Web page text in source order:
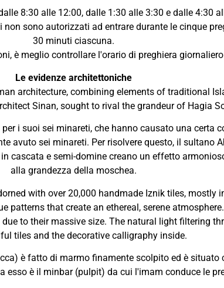
8:30 alle 12:00, dalle 1:30 alle 3:30 e dalle 4:30
sono autorizzati ad entrare durante le cinque
30 minuti ciascuna.
è meglio controllare l'orario di preghiera
Le evidenze architettoniche
architecture, combining elements of traditional
Sinan, sought to rival the grandeur of Hagia
i suoi sei minareti, che hanno causato una certa
avuto sei minareti. Per risolvere questo, il sultano
cascata e semi-domine creano un effetto
alla grandezza della moschea.
with over 20,000 handmade Iznik tiles, mostly
patterns that create an ethereal, serene
to their massive size. The natural light filtering
tiles and the decorative calligraphy inside.
è fatto di marmo finamente scolpito ed è
esso è il minbar (pulpit) da cui l'imam conduce le